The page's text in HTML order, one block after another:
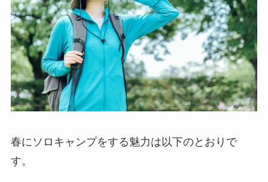
春にソロキャンプをする魅力は以下のとおりで
す。